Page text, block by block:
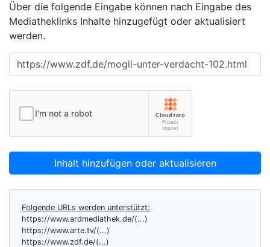
Über die folgende Eingabe können nach Eingabe des
Mediatheklinks Inhalte hinzugefügt oder aktualisiert
werden.
Inhalt hinzufügen oder aktualisieren
Folgende URLs werden unterstützt:
https://www.ardmediathek.de/(...)
https://www.arte.tv/(...)
https://www.zdf.de/(...)